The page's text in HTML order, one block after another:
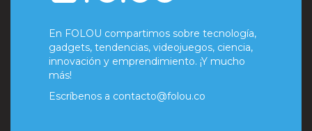
En FOLOU compartimos sobre tecnología,
gadgets, tendencias, videojuegos, ciencia,
innovación y emprendimiento. ¡Y mucho
más!
Escríbenos a contacto@folou.co